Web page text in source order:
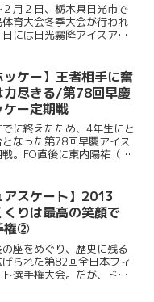
２月２日、栃木県日光市で
育大会冬季大会が行われ
には日光霧降アイスアリ
東京都代表として出場し
て、この国体...
ッケー】王者相手に奮
力尽きる/第78回早慶
ケー定期戦
に終えたため、4年生にと
なった第78回早慶アイス
。FO直後に東内陽祐（経
王者の早稲田相手に引けを
なっ...
アスケート】2013
くりは最高の笑顔で
権②
座をめぐり、歴史に残る
られた第82回全日本フィ
選手権大会。だが、ドラ